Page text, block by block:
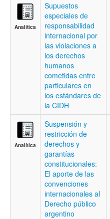
Analítica
Supuestos
especiales de
responsabilidad
internacional por
las violaciones a
los derechos
humanos
cometidas entre
particulares en
los estándares de
la CIDH
Analítica
Suspensión y
restricción de
derechos y
garantías
constitucionales:
El aporte de las
convenciones
internacionales al
Derecho público
argentino